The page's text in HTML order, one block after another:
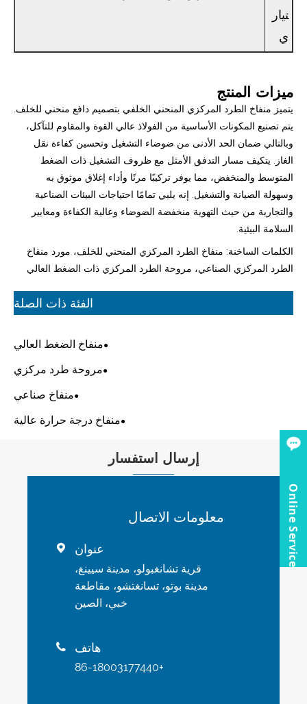
تيار
ي
ميزات المنتج
يتميز منفاخ الطرد المركزي المنحني الخلفي بتصميم دافع منحني للخلف.
يتم تصنيع المكونات الأساسية من الفولاذ عالي القوة والمقاوم للتآكل،
وبالتالي ضمان الحد الأدنى من ضوضاء التشغيل وتحسين كفاءة نقل
الغاز. يتكيف مسار التدفق الأمثل مع ظروف التشغيل ذات الضغط
المتوسط ​​والمنخفض، مما يوفر تركيبًا مرنًا وأداء إغلاق موثوق به
وسهولة الصيانة والتشغيل. إنه يلبي تمامًا احتياجات البيئات الصناعية
والتجارية من حيث التهوية منخفضة الضوضاء وعالية الكفاءة ومعايير
السلامة البيئية.
الكلمات الساخنة: منفاخ الطرد المركزي المنحني للخلف، مورد منفاخ
الطرد المركزي الصناعي، مروحة الطرد المركزي ذات الضغط العالي
الفئة ذات الصلة
منفاخ الضغط العالي
مروحة طرد مركزي
منفاخ صناعي
منفاخ درجة حرارة عالية
إرسال استفسار
معلومات الاتصال
 عنوان
قرية تشانغبولو، مدينة سيينغ،
مدينة بوتو، تسانغتشو، مقاطعة
خبي، الصين
 هاتف
+86-18003177440
Online Service